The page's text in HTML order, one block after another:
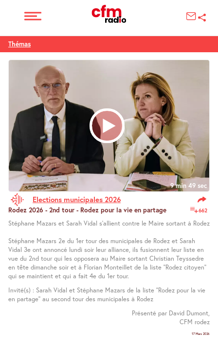
Thémas
9 min 49 sec
Elections municipales 2026
662
Rodez 2026 - 2nd tour - Rodez pour la vie en partage
Stéphane Mazars et Sarah Vidal s’allient contre le Maire sortant à Rodez
Stéphane Mazars 2e du 1er tour des municipales de Rodez et Sarah
Vidal 3e ont annoncé lundi soir leur alliance, ils fusionnent leur liste en
vue du 2nd tour qui les opposera au Maire sortant Christian Teyssedre
en tête dimanche soir et à Florian Monteillet de la liste ’’Rodez citoyen’’
qui se maintient et qui a fait 4e du 1er tour.
Invité(s) : Sarah Vidal et Stéphane Mazars de la liste ’’Rodez pour la vie
en partage’’ au second tour des municipales à Rodez
Présenté par David Dumont,
CFM rodez
17 Mars 2026